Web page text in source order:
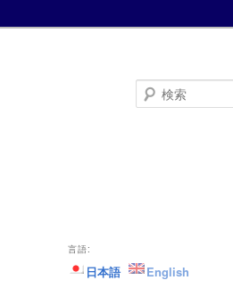
言語:
日本語 English